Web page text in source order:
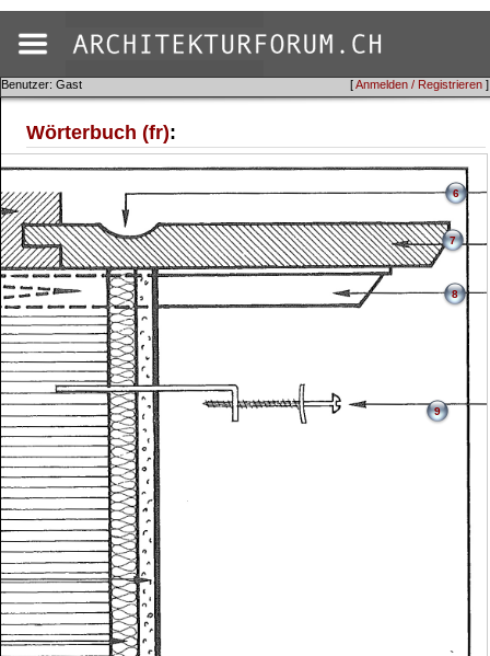
[Anmelden / Registrieren ]
Benutzer: Gast
Wörterbuch (fr):
6
7
8
9